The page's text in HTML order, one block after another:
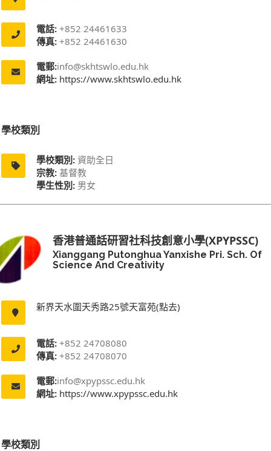
電話: +852 24461633
傳真: +852 24461630
電郵:info@skhtswlo.edu.hk
網址: https://www.skhtswlo.edu.hk
學校類別
學校類別: 資助全日
宗教: 基督教
學生性別: 男女
香港普通話研習社科技創意小學(XPYPSSC)
Xianggang Putonghua Yanxishe Pri. Sch. Of
Science And Creativity
新界天水圍天秀路25號天富苑(點去)
電話: +852 24708080
傳真: +852 24708070
電郵:info@xpypssc.edu.hk
網址: https://www.xpypssc.edu.hk
學校類別